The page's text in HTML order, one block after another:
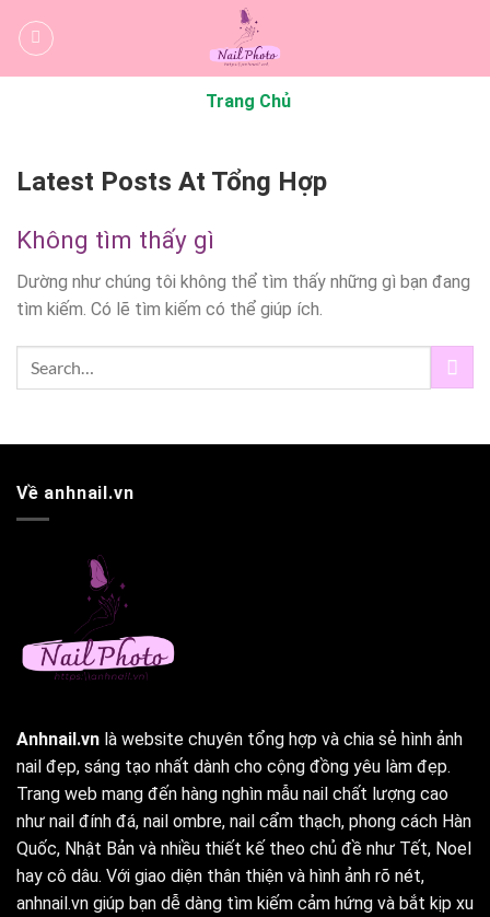
qua
Trang Chủ
Latest Posts At Tổng Hợp
Không tìm thấy gì
Dường như chúng tôi không thể tìm thấy những gì bạn đang
tìm kiếm. Có lẽ tìm kiếm có thể giúp ích.
Về anhnail.vn
Anhnail.vn là website chuyên tổng hợp và chia sẻ hình ảnh
nail đẹp, sáng tạo nhất dành cho cộng đồng yêu làm đẹp.
Trang web mang đến hàng nghìn mẫu nail chất lượng cao
như nail đính đá, nail ombre, nail cẩm thạch, phong cách Hàn
Quốc, Nhật Bản và nhiều thiết kế theo chủ đề như Tết, Noel
hay cô dâu. Với giao diện thân thiện và hình ảnh rõ nét,
anhnail.vn giúp bạn dễ dàng tìm kiếm cảm hứng và bắt kịp xu